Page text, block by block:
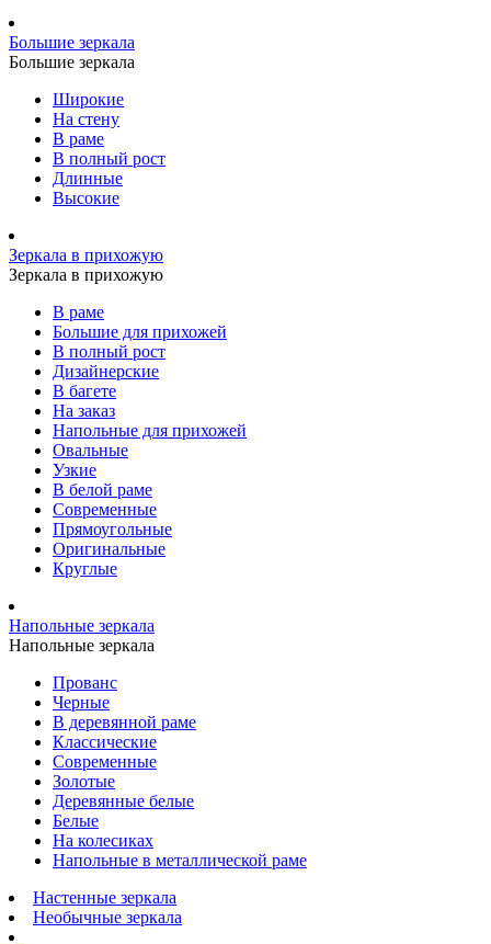
Большие зеркала
Большие зеркала
Широкие
На стену
В раме
В полный рост
Длинные
Высокие
Зеркала в прихожую
Зеркала в прихожую
В раме
Большие для прихожей
В полный рост
Дизайнерские
В багете
На заказ
Напольные для прихожей
Овальные
Узкие
В белой раме
Современные
Прямоугольные
Оригинальные
Круглые
Напольные зеркала
Напольные зеркала
Прованс
Черные
В деревянной раме
Классические
Современные
Золотые
Деревянные белые
Белые
На колесиках
Напольные в металлической раме
Настенные зеркала
Необычные зеркала